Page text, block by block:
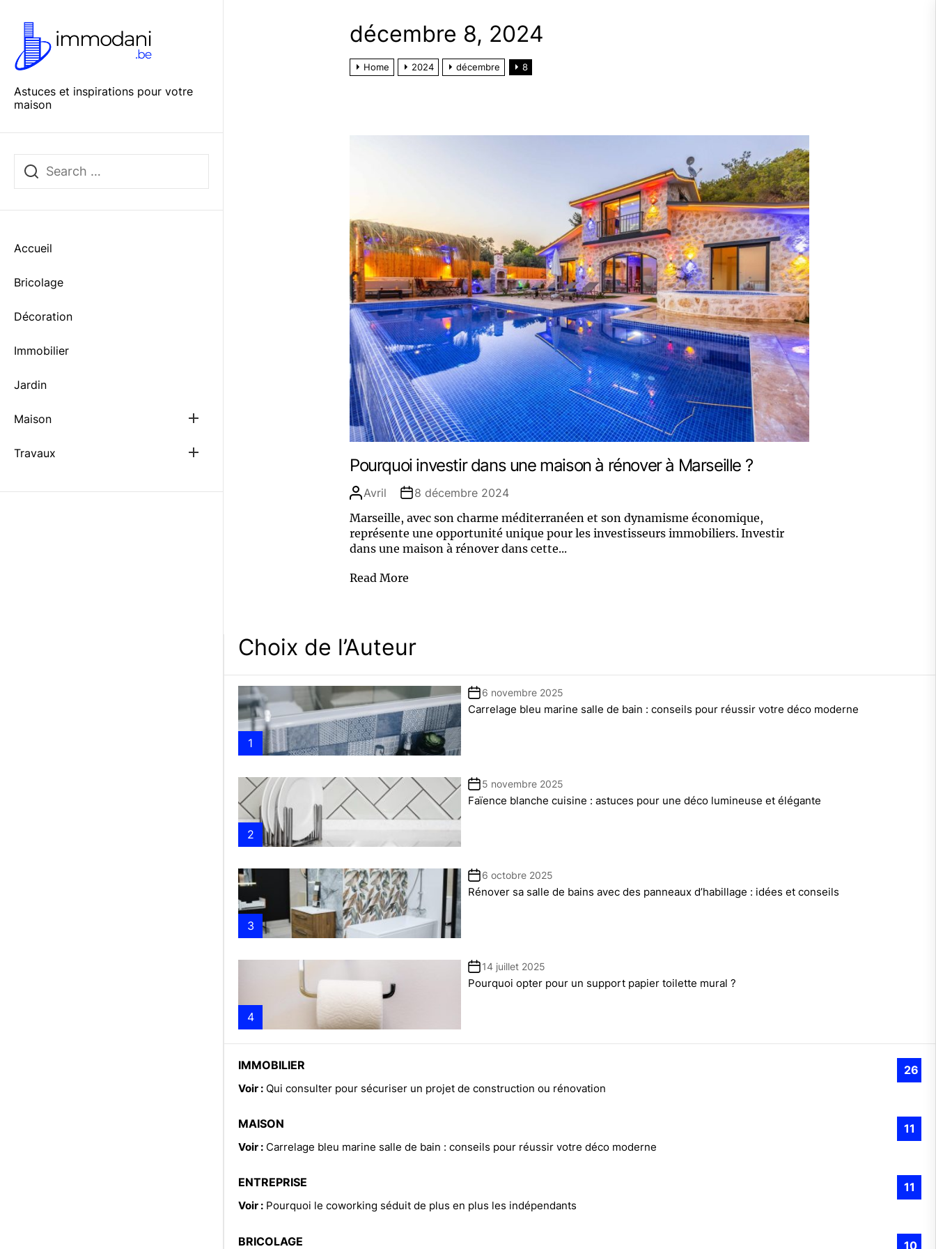
content
Astuces et inspirations pour votre
maison
Accueil
Bricolage
Décoration
Immobilier
Jardin
Maison Show
Travaux Show
décembre 8, 2024
Home 2024 décembre 8
Pourquoi investir dans une maison à rénover à Marseille ?
Avril
8 décembre 2024
Marseille, avec son charme méditerranéen et son dynamisme économique,
représente une opportunité unique pour les investisseurs immobiliers. Investir
dans une maison à rénover dans cette...
Read More
Choix de l’Auteur
1
6 novembre 2025
Carrelage bleu marine salle de bain : conseils pour réussir votre déco moderne
2
5 novembre 2025
Faïence blanche cuisine : astuces pour une déco lumineuse et élégante
3
6 octobre 2025
Rénover sa salle de bains avec des panneaux d’habillage : idées et conseils
4
14 juillet 2025
Pourquoi opter pour un support papier toilette mural ?
IMMOBILIER 26
Voir : Qui consulter pour sécuriser un projet de construction ou rénovation
MAISON 11
Voir : Carrelage bleu marine salle de bain : conseils pour réussir votre déco moderne
ENTREPRISE 11
Voir : Pourquoi le coworking séduit de plus en plus les indépendants
BRICOLAGE 10